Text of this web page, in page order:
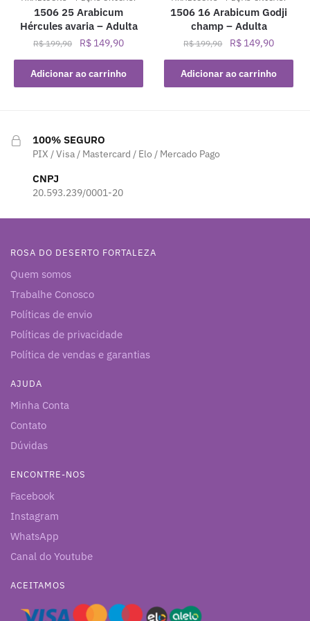
1506 25 Arabicum
Hércules avaria – Adulta
R$199,90
O
preço
original
era:
R$ 149,90O
preço
atual
é:
Adicionar ao carrinho
1506 16 Arabicum Godji
champ – Adulta
R$199,90
O
preço
original
era:
R$ 149,90O
preço
atual
é:
Adicionar ao carrinho
100% SEGURO
PIX / Visa / Mastercard / Elo / Mercado Pago
CNPJ
20.593.239/0001-20
ROSA DO DESERTO FORTALEZA
Quem somos
Trabalhe Conosco
Políticas de envio
Políticas de privacidade
Política de vendas e garantias
AJUDA
Minha Conta
Contato
Dúvidas
ENCONTRE-NOS
Facebook
Instagram
WhatsApp
Canal do Youtube
ACEITAMOS